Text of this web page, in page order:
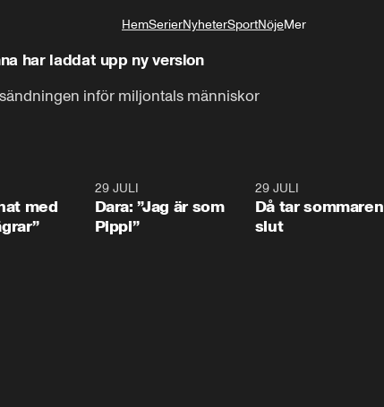
HemSerierNyheterSportNöjeMer
har laddat upp ny version
inför miljontals människor
med
29 JULI
Dara: ”Jag är som
Pippi”
29 JULI
Då tar sommaren
slut